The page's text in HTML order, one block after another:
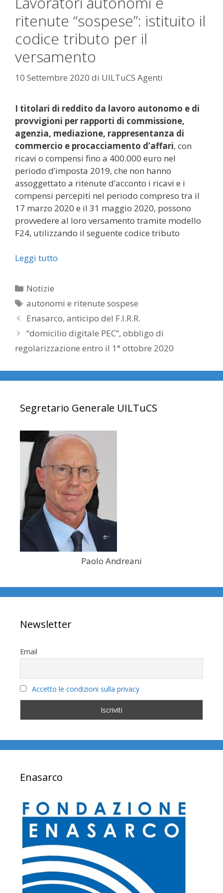
ritenute “sospese”: istituito il
codice tributo per il
versamento
10 Settembre 2020 di UILTuCS Agenti
I titolari di reddito da lavoro autonomo e di
provvigioni per rapporti di commissione,
agenzia, mediazione, rappresentanza di
commercio e procacciamento d’affari, con
ricavi o compensi fino a 400.000 euro nel
periodo d’imposta 2019, che non hanno
assoggettato a ritenute d’acconto i ricavi e i
compensi percepiti nel periodo compreso tra il
17 marzo 2020 e il 31 maggio 2020, possono
provvedere al loro versamento tramite modello
F24, utilizzando il seguente codice tributo
Leggi tutto
Categorie
Notizie
Tag
autonomi e ritenute sospese
Enasarco, anticipo del F.I.R.R.
“domicilio digitale PEC”, obbligo di
regolarizzazione entro il 1° ottobre 2020
Segretario Generale UILTuCS
Paolo Andreani
Newsletter
Email
Accetto le condizioni sulla privacy
Enasarco